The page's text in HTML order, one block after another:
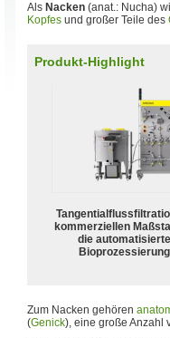
Als Nacken (anat.: Nucha)
Kopfes und großer Teile des
Produkt-Highlight
kommerziellen
die automatisierte
Bioprozessierung
Zum Nacken gehören
(Genick), eine große Anzahl